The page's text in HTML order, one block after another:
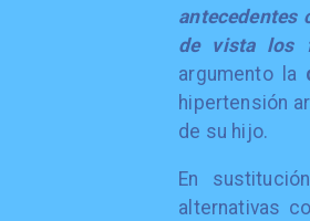
antecedentes
de vista los
argumento la
hipertensión
de su hijo.
En
alternativas